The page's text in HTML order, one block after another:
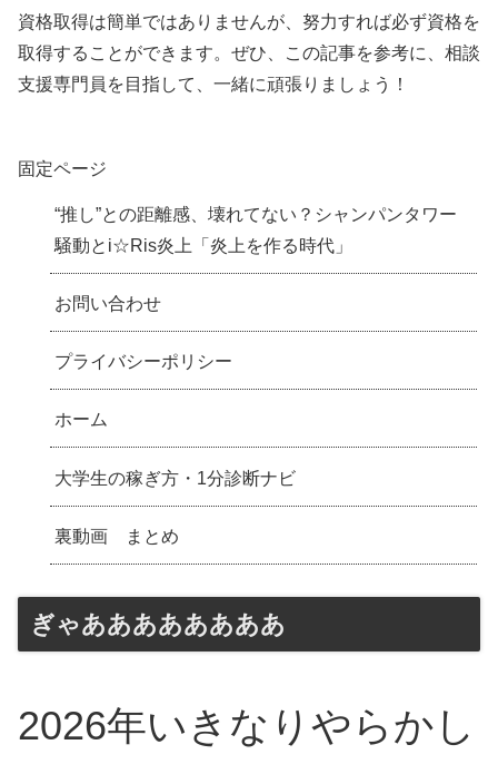
資格取得は簡単ではありませんが、努力すれば必ず資格を
取得することができます。ぜひ、この記事を参考に、相談
支援専門員を目指して、一緒に頑張りましょう！
固定ページ
“推し”との距離感、壊れてない？シャンパンタワー
騒動とi☆Ris炎上「炎上を作る時代」
お問い合わせ
プライバシーポリシー
ホーム
大学生の稼ぎ方・1分診断ナビ
裏動画 まとめ
ぎゃああああああああ
2026年いきなりやらかし